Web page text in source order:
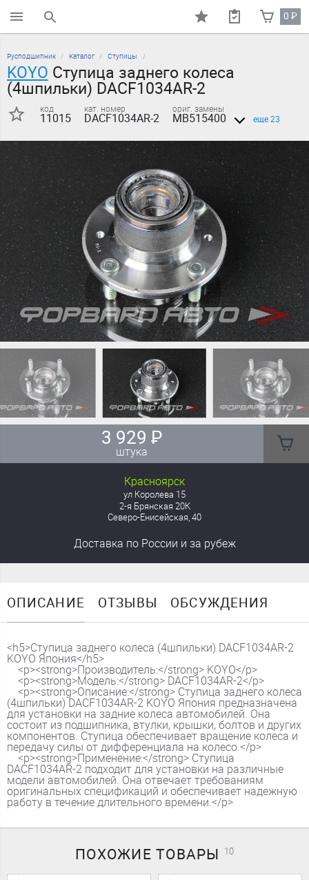
поиск по каталогу 0₽
Русподшипник Каталог Ступицы
KOYO Ступица заднего колеса
(4шпильки) DACF1034AR-2
код
11015
кат. номер
DACF1034AR-2
ориг. замены
MB515400 еще 23
3 929 ₽
штука
Красноярск
ул Королева 15
2-я Брянская 20К
Северо-Енисейская, 40
Доставка по России и за рубеж
ОПИСАНИЕ ОТЗЫВЫ ОБСУЖДЕНИЯ
<h5>Ступица заднего колеса (4шпильки) DACF1034AR-2
KOYO Япония</h5>
<p><strong>Производитель:</strong> KOYO</p>
<p><strong>Модель:</strong> DACF1034AR-2</p>
<p><strong>Описание:</strong> Ступица заднего колеса
(4шпильки) DACF1034AR-2 KOYO Япония предназначена
для установки на задние колеса автомобилей. Она
состоит из подшипника, втулки, крышки, болтов и других
компонентов. Ступица обеспечивает вращение колеса и
передачу силы от дифференциала на колесо.</p>
<p><strong>Применение:</strong> Ступица
DACF1034AR-2 подходит для установки на различные
модели автомобилей. Она отвечает требованиям
оригинальных спецификаций и обеспечивает надежную
работу в течение длительного времени.</p>
ПОХОЖИЕТОВАРЫ 10